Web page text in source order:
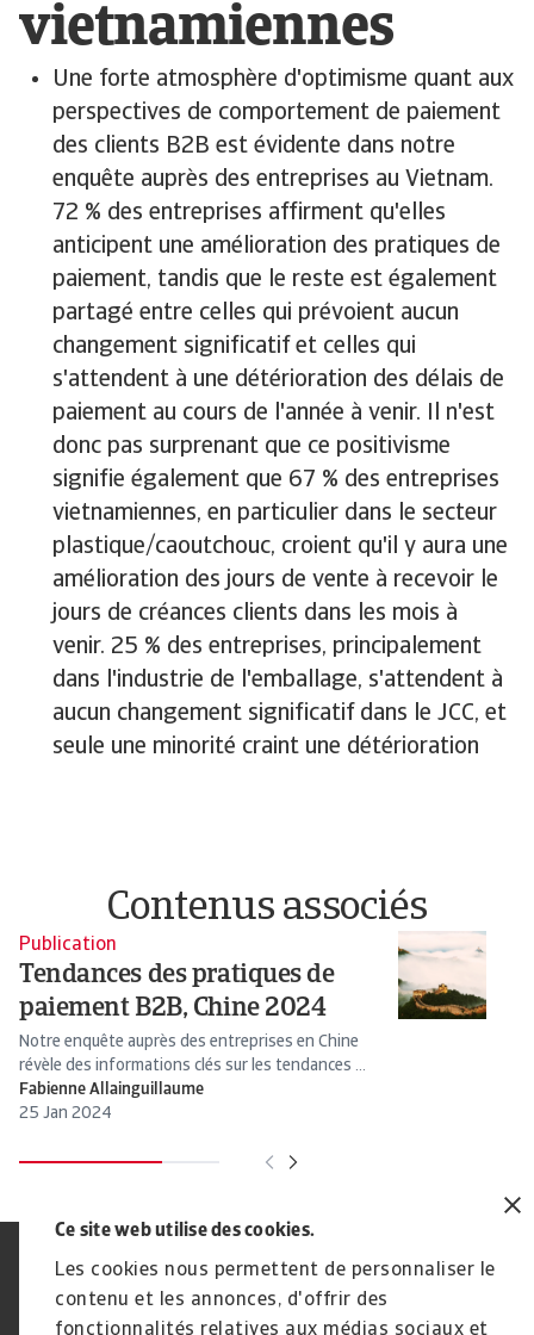
Ce site web utilise des cookies.
Les cookies nous permettent de personnaliser le
contenu et les annonces, d'offrir des
fonctionnalités relatives aux médias sociaux et
vietnamiennes
Une forte atmosphère d'optimisme quant aux
perspectives de comportement de paiement
des clients B2B est évidente dans notre
enquête auprès des entreprises au Vietnam.
72 % des entreprises affirment qu'elles
anticipent une amélioration des pratiques de
paiement, tandis que le reste est également
partagé entre celles qui prévoient aucun
changement significatif et celles qui
s'attendent à une détérioration des délais de
paiement au cours de l'année à venir. Il n'est
donc pas surprenant que ce positivisme
signifie également que 67 % des entreprises
vietnamiennes, en particulier dans le secteur
plastique/caoutchouc, croient qu'il y aura une
amélioration des jours de vente à recevoir le
jours de créances clients dans les mois à
venir. 25 % des entreprises, principalement
dans l'industrie de l'emballage, s'attendent à
aucun changement significatif dans le JCC, et
seule une minorité craint une détérioration
Contenus associés
Publication
Tendances des pratiques de
paiement B2B, Chine 2024
Notre enquête auprès des entreprises en Chine
révèle des informations clés sur les tendances ...
Fabienne Allainguillaume
25 Jan 2024
Déclaration de confidentialité
RGPD
Cookie Information
Canaux Speak Up
Sécurité
Mentions légales